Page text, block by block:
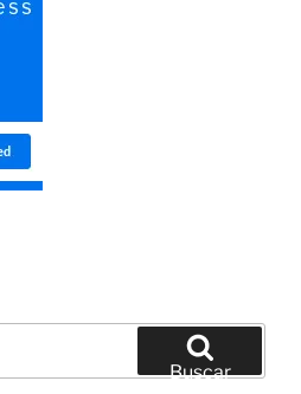
Buscar